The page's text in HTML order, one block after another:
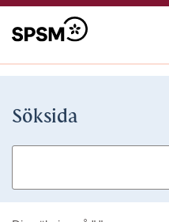
Söksida